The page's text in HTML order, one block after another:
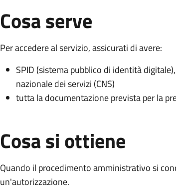
Cosa serve
Per accedere al servizio, assicurati di avere:
SPID (sistema pubblico di identità
nazionale dei servizi (CNS)
tutta la documentazione prevista per la
Cosa si ottiene
Quando il procedimento amministrativo si
un'autorizzazione.